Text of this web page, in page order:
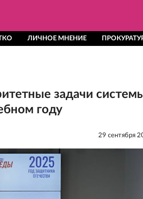
ЛИЧНОЕ МНЕНИЕ
задачи
году
29 сентября